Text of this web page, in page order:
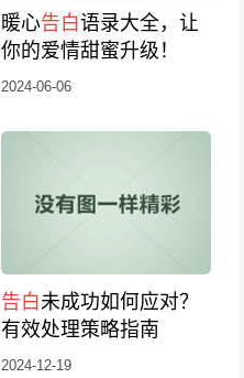
暖心告白语录大全，让
你的爱情甜蜜升级！
2024-06-06
告白未成功如何应对？
有效处理策略指南
2024-12-19